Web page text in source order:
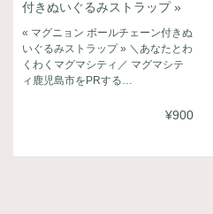
付きぬいぐるみストラップ »
« マグニョン ポールチェーン付きぬ
いぐるみストラップ » ＼あなたとわ
くわくマグマシティ／ マグマシテ
ィ鹿児島市をPRする…
¥900